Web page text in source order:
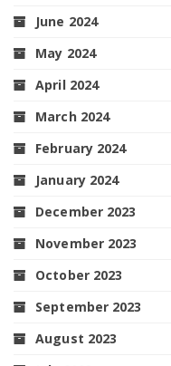
June 2024
May 2024
April 2024
March 2024
February 2024
January 2024
December 2023
November 2023
October 2023
September 2023
August 2023